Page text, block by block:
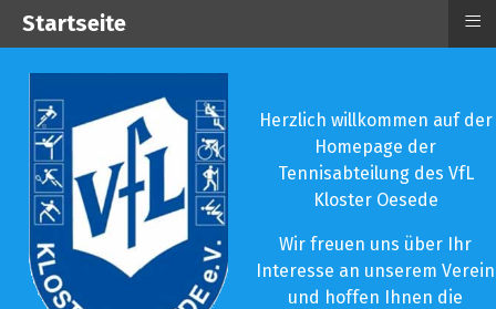
Herzlich willkommen auf der
Homepage der
Tennisabteilung des VfL
Kloster Oesede
Wir freuen uns über Ihr
Interesse an unserem Verein
und hoffen Ihnen die
Startseite ≡